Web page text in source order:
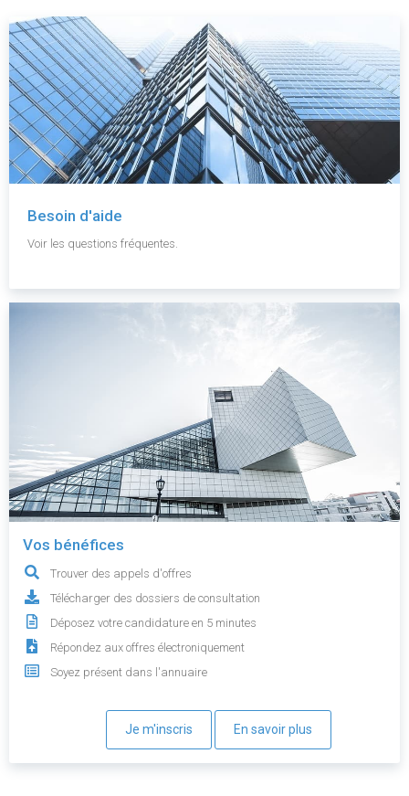
Besoin d'aide
Voir les questions fréquentes.
Vos bénéfices
Trouver des appels d'offres
Télécharger des dossiers de consultation
Déposez votre candidature en 5 minutes
Répondez aux offres électroniquement
Soyez présent dans l'annuaire
Je m'inscris En savoir plus